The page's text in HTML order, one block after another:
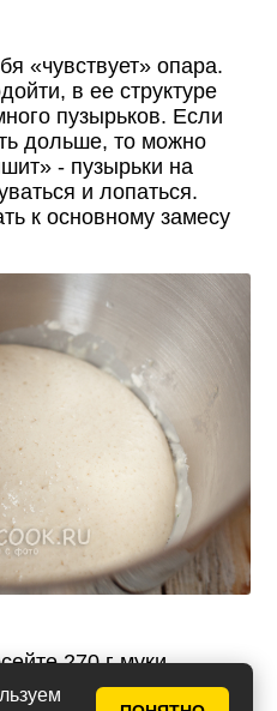
«чувствует» опара.
в ее структуре
пузырьков. Если
дольше, то можно
- пузырьки на
и лопаться.
к основному замесу
270 г муки,
творожную массу.